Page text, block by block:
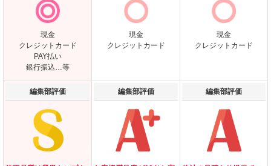
現金
クレジットカード
PAY払い
銀行振込…等
現金
クレジットカード
現金
クレジットカード
編集部評価 編集部評価 編集部評価